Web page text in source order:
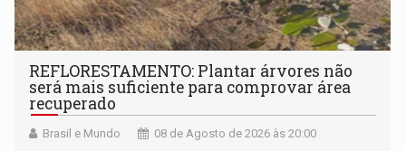
REFLORESTAMENTO: Plantar árvores não
será mais suficiente para comprovar área
recuperado
Brasil e Mundo 08 de Agosto de 2026 às 20:00